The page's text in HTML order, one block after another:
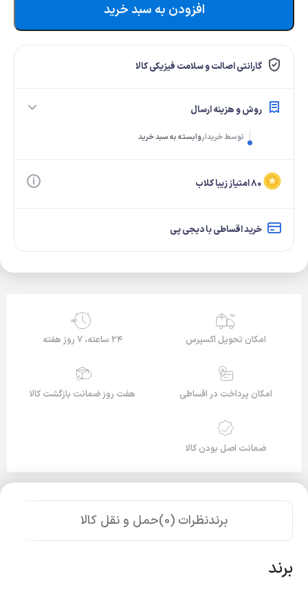
افزودن به سبد خرید
گارانتی اصالت و سلامت فیزیکی کالا
روش و هزینه ارسال
توسط خریداروابسته به سبد خرید
۸۰ امتیاز زیبا کلاب
خرید اقساطی با دیجی پی
امکان تحویل اکسپرس
24/7
۲۴ ساعته، ۷ روز هفته
امکان پرداخت در اقساطی هفت روز ضمانت بازگشت کالا
ضمانت اصل بودن کالا
برندنظرات (0) حمل و نقل کالا
برند